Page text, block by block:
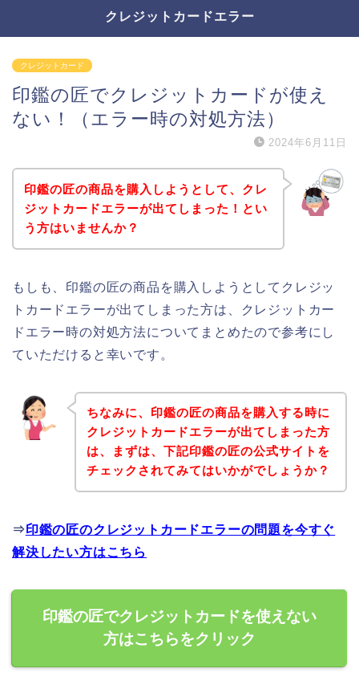
クレジットカードエラー
クレジットカード
印鑑の匠でクレジットカードが使え
ない！（エラー時の対処方法）
2024年6月11日
印鑑の匠の商品を購入しようとして、クレ
ジットカードエラーが出てしまった！とい
う方はいませんか？
もしも、印鑑の匠の商品を購入しようとしてクレジッ
トカードエラーが出てしまった方は、クレジットカー
ドエラー時の対処方法についてまとめたので参考にし
ていただけると幸いです。
ちなみに、印鑑の匠の商品を購入する時に
クレジットカードエラーが出てしまった方
は、まずは、下記印鑑の匠の公式サイトを
チェックされてみてはいかがでしょうか？
⇒印鑑の匠のクレジットカードエラーの問題を今すぐ
解決したい方はこちら
印鑑の匠でクレジットカードを使えない
方はこちらをクリック